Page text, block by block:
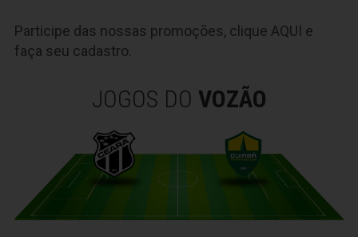
Participe das nossas promoções, clique AQUI e
faça seu cadastro.
JOGOS DO VOZÃO